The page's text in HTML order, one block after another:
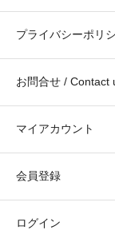
プライバシーポリ
お問合せ / Contact
マイアカウント
会員登録
ログイン